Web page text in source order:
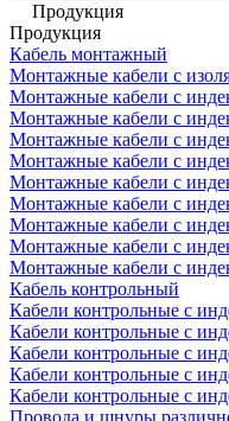
Продукция
Продукция
Кабель монтажный
Монтажные кабели с
Монтажные кабели с
Монтажные кабели с
Монтажные кабели с
Монтажные кабели с
Монтажные кабели с
Монтажные кабели с
Монтажные кабели с
Монтажные кабели с
Монтажные кабели с
Кабель контрольный
Кабели контрольные с
Кабели контрольные с
Кабели контрольные с
Кабели контрольные с
Кабели контрольные с